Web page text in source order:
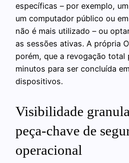
específicas – por exemplo,
um computador público ou
não é mais utilizado – ou
as sessões ativas. A própria
porém, que a revogação total
minutos para ser concluída
dispositivos.
Visibilidade
peça-chave de
operacional